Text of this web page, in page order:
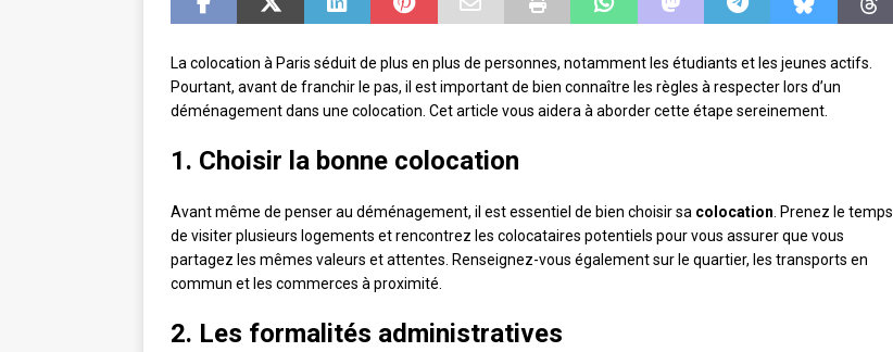
La colocation à Paris séduit de plus en plus de personnes, notamment les étudiants et les jeunes actifs.
Pourtant, avant de franchir le pas, il est important de bien connaître les règles à respecter lors d’un
déménagement dans une colocation. Cet article vous aidera à aborder cette étape sereinement.
1. Choisir la bonne colocation
Avant même de penser au déménagement, il est essentiel de bien choisir sa colocation . Prenez le temps
de visiter plusieurs logements et rencontrez les colocataires potentiels pour vous assurer que vous
partagez les mêmes valeurs et attentes. Renseignez-vous également sur le quartier, les transports en
commun et les commerces à proximité.
2. Les formalités administratives